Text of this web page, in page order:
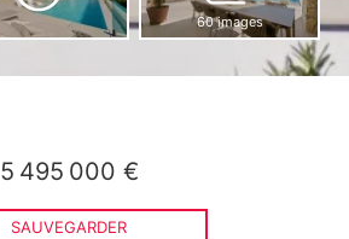
60 images
5 495 000 €
SAUVEGARDER